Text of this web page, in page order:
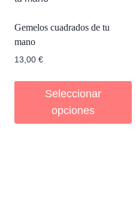
Gemelos cuadrados de tu
mano
13,00 €
Seleccionar
opciones